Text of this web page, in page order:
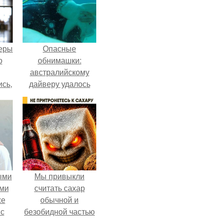
Опасные
обнимашки:
австралийскому
дайверу удалось
приручить акулу.
Мы привыкли
считать сахар
обычной и
безобидной частью